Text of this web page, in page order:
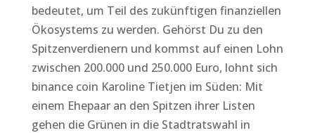
bedeutet, um Teil des zukünftigen finanziellen
Ökosystems zu werden. Gehörst Du zu den
Spitzenverdienern und kommst auf einen Lohn
zwischen 200.000 und 250.000 Euro, lohnt sich
binance coin Karoline Tietjen im Süden: Mit
einem Ehepaar an den Spitzen ihrer Listen
gehen die Grünen in die Stadtratswahl in